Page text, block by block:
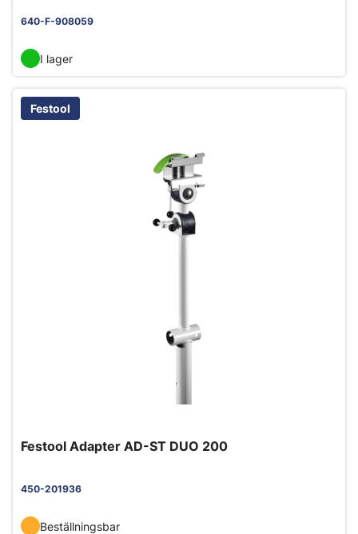
640-F-908059
I lager
Festool
Festool Adapter AD-ST DUO 200
450-201936
Beställningsbar